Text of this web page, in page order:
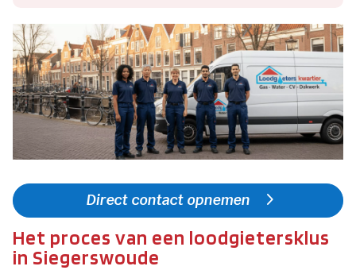
Direct contact opnemen
Het proces van een loodgietersklus
in Siegerswoude